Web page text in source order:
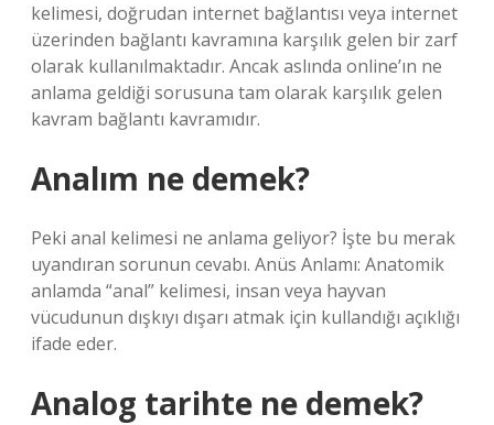
kelimesi, doğrudan internet bağlantısı veya internet
üzerinden bağlantı kavramına karşılık gelen bir zarf
olarak kullanılmaktadır. Ancak aslında online’ın ne
anlama geldiği sorusuna tam olarak karşılık gelen
kavram bağlantı kavramıdır.
Analım ne demek?
Peki anal kelimesi ne anlama geliyor? İşte bu merak
uyandıran sorunun cevabı. Anüs Anlamı: Anatomik
anlamda “anal” kelimesi, insan veya hayvan
vücudunun dışkıyı dışarı atmak için kullandığı açıklığı
ifade eder.
Analog tarihte ne demek?